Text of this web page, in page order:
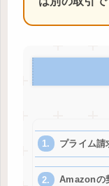
プライム請
Amazonの